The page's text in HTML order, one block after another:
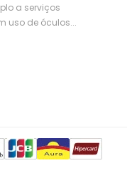
a serviços
uso de óculos...